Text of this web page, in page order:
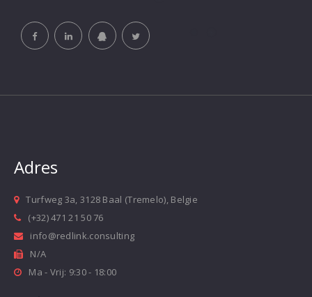
Adres
Turfweg 3a, 3128 Baal (Tremelo), Belgie
(+32) 471 21 50 76
info@redlink.consulting
N/A
Ma - Vrij: 9:30 - 18:00